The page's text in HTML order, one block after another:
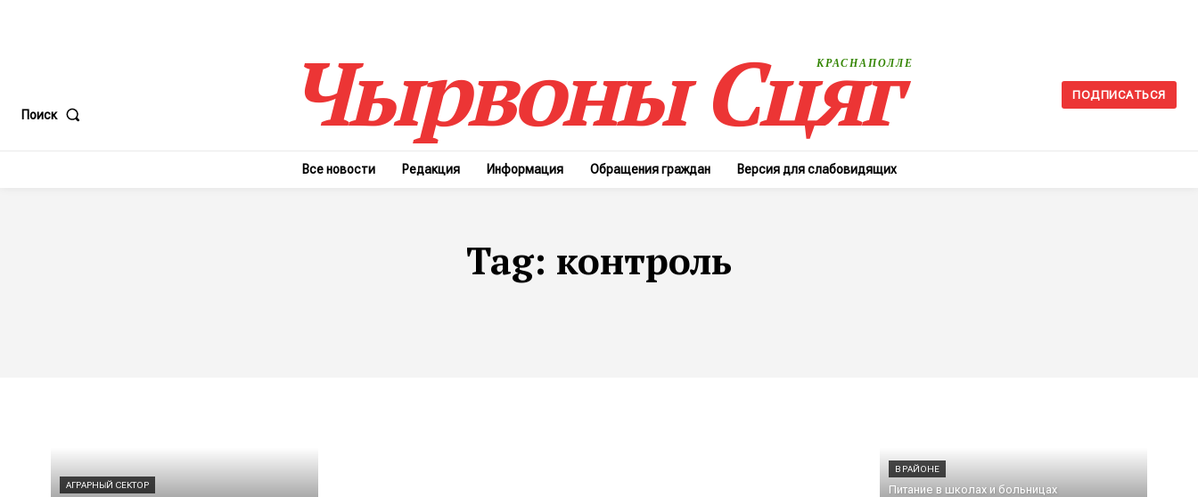
Поиск Чырвоны Сцяг
КРАСНАПОЛЛЕ
ПОДПИСАТЬСЯ
Все новости Редакция Информация Обращения граждан Версия для слабовидящих
Tag: контроль
АГРАРНЫЙ СЕКТОР
В РАЙОНЕ
Питание в школах и больницах